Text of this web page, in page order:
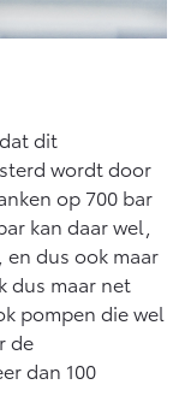
dit
wordt door
op 700 bar
kan daar wel,
en dus ook maar
dus maar net
pompen die wel
de
dan 100